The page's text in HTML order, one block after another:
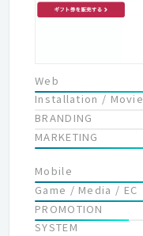
Web
Installation / Movie
BRANDING
MARKETING
Mobile
Game / Media / EC
PROMOTION
SYSTEM